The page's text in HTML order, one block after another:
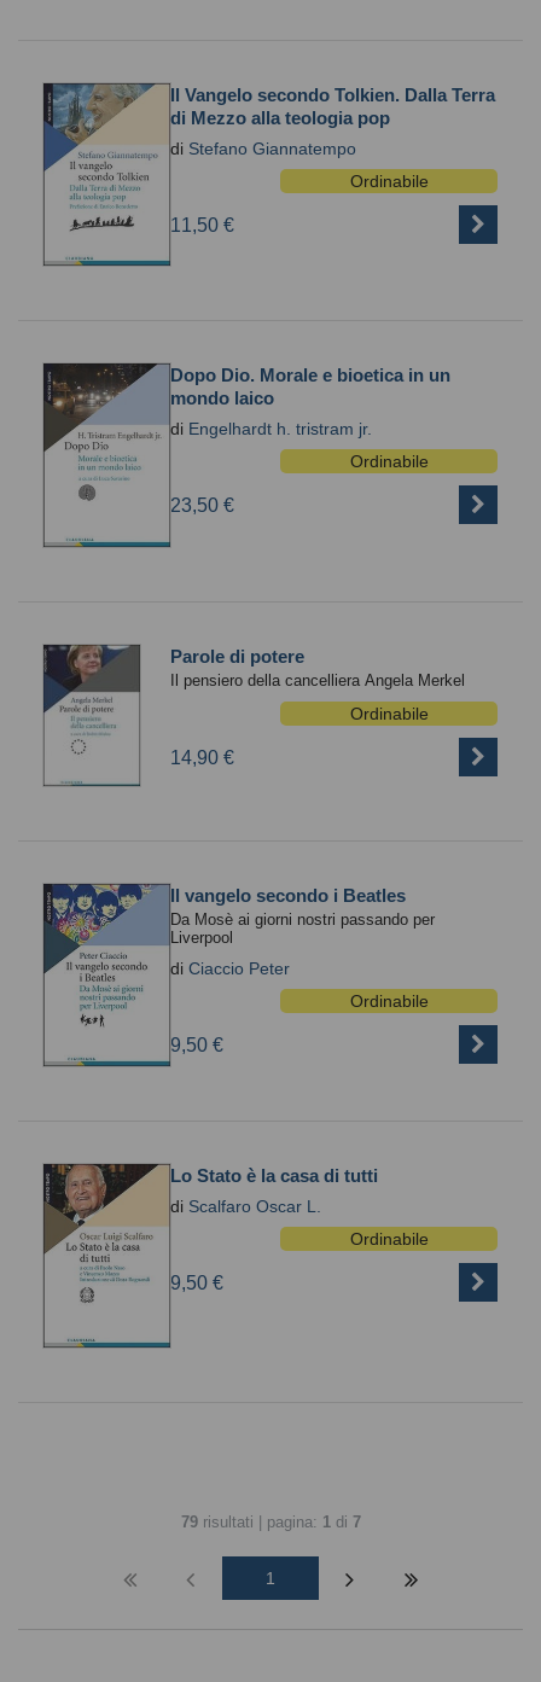
Il Vangelo secondo Tolkien. Dalla Terra
di Mezzo alla teologia pop
di Stefano Giannatempo
Ordinabile
11,50 €
Dopo Dio. Morale e bioetica in un
mondo laico
di Engelhardt h. tristram jr.
Ordinabile
23,50 €
Parole di potere
Il pensiero della cancelliera Angela Merkel
Ordinabile
14,90 €
Il vangelo secondo i Beatles
Da Mosè ai giorni nostri passando per
Liverpool
di Ciaccio Peter
Ordinabile
9,50 €
Lo Stato è la casa di tutti
di Scalfaro Oscar L.
Ordinabile
9,50 €
79risultati | pagina: 1di 7
1